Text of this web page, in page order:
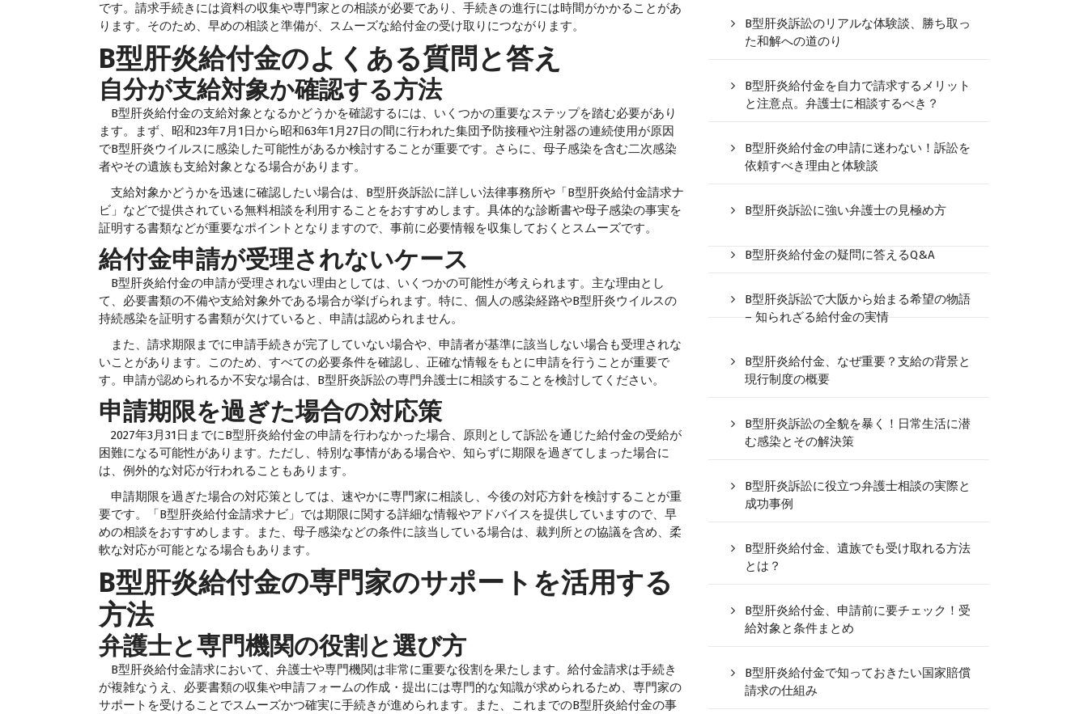
です。請求手続きには資料の収集や専門家との相談が必要であり、手続きの進行には時間がかかることがあ
ります。そのため、早めの相談と準備が、スムーズな給付金の受け取りにつながります。
B型肝炎給付金のよくある質問と答え
自分が支給対象か確認する方法
B型肝炎給付金の支給対象となるかどうかを確認するには、いくつかの重要なステップを踏む必要があり
ます。まず、昭和23年7月1日から昭和63年1月27日の間に行われた集団予防接種や注射器の連続使用が原因
でB型肝炎ウイルスに感染した可能性があるか検討することが重要です。さらに、母子感染を含む二次感染
者やその遺族も支給対象となる場合があります。
支給対象かどうかを迅速に確認したい場合は、B型肝炎訴訟に詳しい法律事務所や「B型肝炎給付金請求ナ
ビ」などで提供されている無料相談を利用することをおすすめします。具体的な診断書や母子感染の事実を
証明する書類などが重要なポイントとなりますので、事前に必要情報を収集しておくとスムーズです。
給付金申請が受理されないケース
B型肝炎給付金の申請が受理されない理由としては、いくつかの可能性が考えられます。主な理由とし
て、必要書類の不備や支給対象外である場合が挙げられます。特に、個人の感染経路やB型肝炎ウイルスの
持続感染を証明する書類が欠けていると、申請は認められません。
また、請求期限までに申請手続きが完了していない場合や、申請者が基準に該当しない場合も受理されな
いことがあります。このため、すべての必要条件を確認し、正確な情報をもとに申請を行うことが重要で
す。申請が認められるか不安な場合は、B型肝炎訴訟の専門弁護士に相談することを検討してください。
申請期限を過ぎた場合の対応策
2027年3月31日までにB型肝炎給付金の申請を行わなかった場合、原則として訴訟を通じた給付金の受給が
困難になる可能性があります。ただし、特別な事情がある場合や、知らずに期限を過ぎてしまった場合に
は、例外的な対応が行われることもあります。
申請期限を過ぎた場合の対応策としては、速やかに専門家に相談し、今後の対応方針を検討することが重
要です。「B型肝炎給付金請求ナビ」では期限に関する詳細な情報やアドバイスを提供していますので、早
めの相談をおすすめします。また、母子感染などの条件に該当している場合は、裁判所との協議を含め、柔
軟な対応が可能となる場合もあります。
B型肝炎給付金の専門家のサポートを活用する
方法
弁護士と専門機関の役割と選び方
B型肝炎給付金請求において、弁護士や専門機関は非常に重要な役割を果たします。給付金請求は手続き
が複雑なうえ、必要書類の収集や申請フォームの作成・提出には専門的な知識が求められるため、専門家の
サポートを受けることでスムーズかつ確実に手続きが進められます。また、これまでのB型肝炎給付金の事
B型肝炎訴訟のリアルな体験談、勝ち取っ
た和解への道のり
B型肝炎給付金を自力で請求するメリット
と注意点。弁護士に相談するべき？
B型肝炎給付金の申請に迷わない！訴訟を
依頼すべき理由と体験談
B型肝炎訴訟に強い弁護士の見極め方
B型肝炎給付金の疑問に答えるQ&A
B型肝炎訴訟で大阪から始まる希望の物語
– 知られざる給付金の実情
B型肝炎給付金、なぜ重要？支給の背景と
現行制度の概要
B型肝炎訴訟の全貌を暴く！日常生活に潜
む感染とその解決策
B型肝炎訴訟に役立つ弁護士相談の実際と
成功事例
B型肝炎給付金、遺族でも受け取れる方法
とは？
B型肝炎給付金、申請前に要チェック！受
給対象と条件まとめ
B型肝炎給付金で知っておきたい国家賠償
請求の仕組み